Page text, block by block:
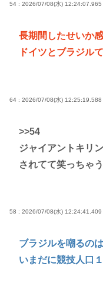
54 : 2026/07/08(水) 12:24:07.965
長期間したせいか
ドイツとブラジルて
64 : 2026/07/08(水) 12:25:19.588
>>54
ジャイアントキリ
されてて笑っちゃ
58 : 2026/07/08(水) 12:24:41.409
ブラジルを嘲るの
いまだに競技人口